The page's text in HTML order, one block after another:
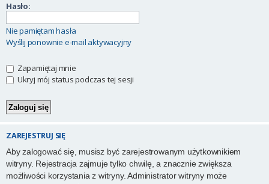
Hasło:
Nie pamiętam hasła
Wyślij ponownie e-mail aktywacyjny
Zapamiętaj mnie
Ukryj mój status podczas tej sesji
ZAREJESTRUJ SIĘ
Aby zalogować się, musisz być zarejestrowanym użytkownikiem
witryny. Rejestracja zajmuje tylko chwilę, a znacznie zwiększa
możliwości korzystania z witryny. Administrator witryny może